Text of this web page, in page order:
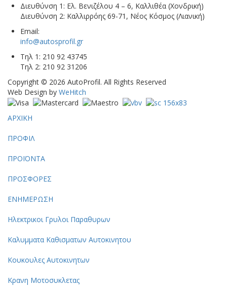
Διευθύνση 1: Ελ. Βενιζέλου 4 – 6, Καλλιθέα (Χονδρική)
Διευθύνση 2: Καλλιρρόης 69-71, Νέος Κόσμος (Λιανική)
Email:
info@autosprofil.gr
Τηλ 1: 210 92 43745
Τηλ 2: 210 92 31206
Copyright © 2026 AutoProfil. All Rights Reserved
Web Design by WeHitch
ΑΡΧΙΚΗ
ΠΡΟΦΙΛ
ΠΡΟΪΟΝΤΑ
ΠΡΟΣΦΟΡΕΣ
ΕΝΗΜΕΡΩΣΗ
Ηλεκτρικοι Γρυλοι Παραθυρων
Καλυμματα Kαθισματων Aυτοκινητου
Κουκουλες Αυτοκινητων
Κρανη Μοτοσυκλετας